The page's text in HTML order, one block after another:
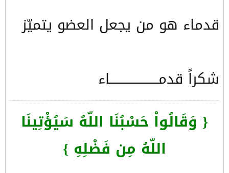
قدماء هو من يجعل العضو يتميّز
شكراً قدمـــــــــــــــــــاء
{ وَقَالُواْ حَسْبُنَا اللّهُ سَيُؤْتِينَا
اللّهُ مِن فَضْلِهِ }